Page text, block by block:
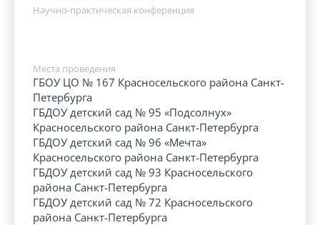
Научно-практическая конференция
Места проведения
ГБОУ ЦО № 167 Красносельского района Санкт-
Петербурга
ГБДОУ детский сад № 95 «Подсолнух»
Красносельского района Санкт-Петербурга
ГБДОУ детский сад № 96 «Мечта»
Красносельского района Санкт-Петербурга
ГБДОУ детский сад № 93 Красносельского
района Санкт-Петербурга
ГБДОУ детский сад № 72 Красносельского
района Санкт-Петербурга